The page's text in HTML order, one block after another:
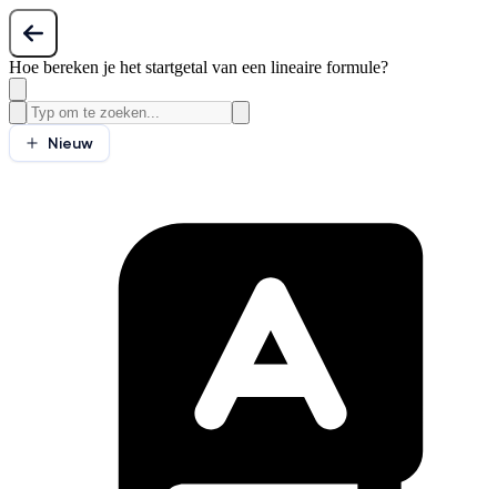
Hoe bereken je het startgetal van een lineaire formule?
Nieuw